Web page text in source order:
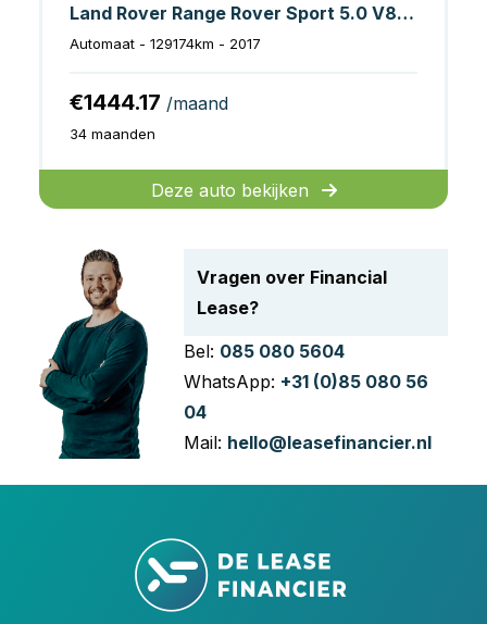
Land Rover Range Rover Sport 5.0 V8 Supercharged SVR
Automaat - 129174km - 2017
€1444.17 /maand
34 maanden
Deze auto bekijken
Vragen over Financial
Lease?
Bel: 085 080 5604
WhatsApp: +31 (0)85 080 56
04
Mail: hello@leasefinancier.nl